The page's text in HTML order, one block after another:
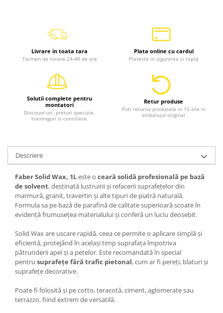
Livrare in toata tara
Termen de livrare 24-48 de ore
Plata online cu cardul
Plateste in siguranta si rapid
Solutii complete pentru
montatori
Discount-uri, preturi speciale,
traininguri si consiliere.
Retur produse
Poti returna produsele in 15 zile in
ambalajul original
Descriere
Faber Solid Wax, 1Leste o ceară solidă profesională pe bază
de solvent, destinată lustruirii și refacerii suprafețelor din
marmură, granit, travertin și alte tipuri de piatră naturală.
Formula sa pe bază de parafină de calitate superioară scoate în
evidență frumusețea materialului și conferă un luciu deosebit.
Solid Wax are uscare rapidă, ceea ce permite o aplicare simplă și
eficientă, protejând în același timp suprafața împotriva
pătrunderii apei și a petelor. Este recomandată în special
pentru suprafețe fără trafic pietonal, cum ar fi pereți, blaturi și
suprafețe decorative.
Poate fi folosită și pe cotto, teracotă, ciment, aglomerate sau
terrazzo, fiind extrem de versatilă.